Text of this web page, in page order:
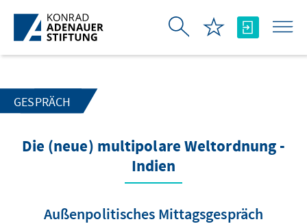
Zum Hauptinhalt springen
GESPRÄCH
Die (neue) multipolare Weltordnung -
Indien
Außenpolitisches Mittagsgespräch